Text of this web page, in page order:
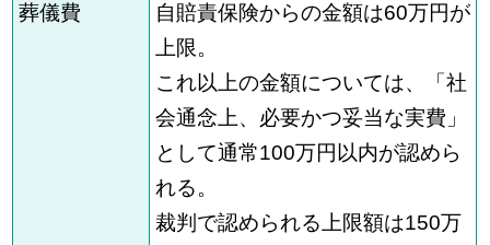
葬儀費
自賠責保険からの金額は60万円が
上限。
これ以上の金額については、「社
会通念上、必要かつ妥当な実費」
として通常100万円以内が認めら
れる。
裁判で認められる上限額は150万